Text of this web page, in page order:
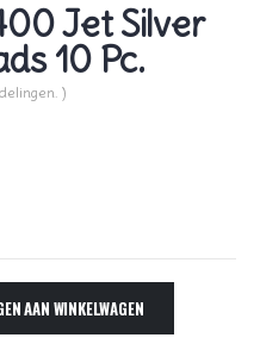
Jet Silver
10 Pc.
)
AAN WINKELWAGEN